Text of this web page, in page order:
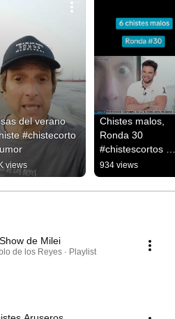
del verano
#chistecorto
views
Chistes malos,
Ronda 30
#chistescortos
#chistesmalos
#humorrápido
934 views
de Milei
de los Reyes · Playlist